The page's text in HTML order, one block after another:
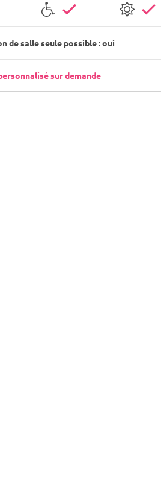
de salle seule possible : oui
sur demande